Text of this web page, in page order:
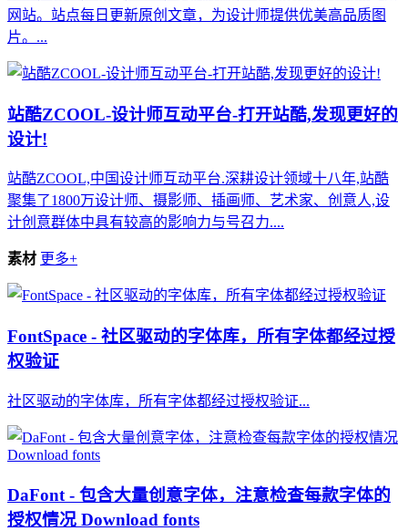
网站。站点每日更新原创文章，为设计师提供优美高品质图
片。...
站酷ZCOOL-设计师互动平台-打开站酷,发现更好的
设计!
站酷ZCOOL,中国设计师互动平台.深耕设计领域十八年,站酷
聚集了1800万设计师、摄影师、插画师、艺术家、创意人,设
计创意群体中具有较高的影响力与号召力....
素材 更多+
FontSpace - 社区驱动的字体库，所有字体都经过授
权验证
社区驱动的字体库，所有字体都经过授权验证...
DaFont - 包含大量创意字体，注意检查每款字体的
授权情况 Download fonts